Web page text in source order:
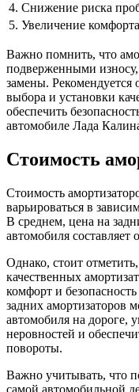
4. Снижение риска
5. Увеличение
Важно помнить, что
подверженными
замены. Рекомендуется
выбора и установки
обеспечить
автомобиле Лада
Стоимость
Стоимость
варьироваться в
В среднем, цена на
автомобиля составляет
Однако, стоит
качественных
комфорт и
задних амортизаторов
автомобиля на дороге,
неровностей и
повороты.
Важно учитывать, что
самой автомобильной